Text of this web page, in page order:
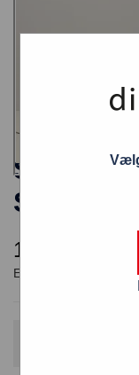
Smart
Skærm –
10.888,00
Fordi varen